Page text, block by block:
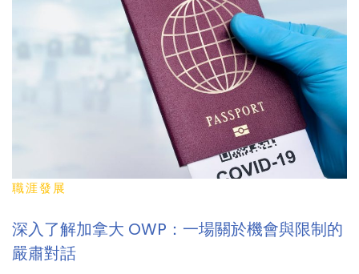
職涯發展
深入了解加拿大 OWP：一場關於機會與限制的
嚴肅對話